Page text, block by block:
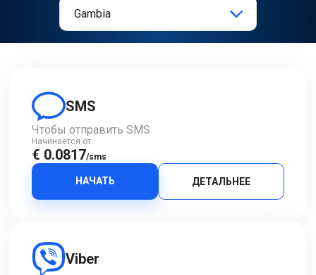
SMS
Чтобы отправить SMS
Начинается от
€ 0.0817/sms
НАЧАТЬ ДЕТАЛЬНЕЕ
Viber